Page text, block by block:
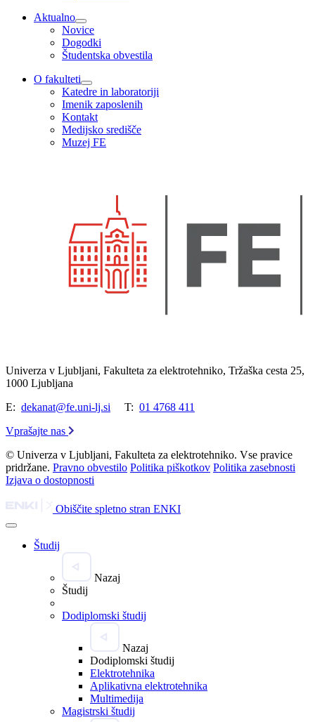
Aktualno
Novice
Dogodki
Študentska obvestila
O fakulteti
Katedre in laboratoriji
Imenik zaposlenih
Kontakt
Medijsko središče
Muzej FE
Univerza v Ljubljani, Fakulteta za elektrotehniko, Tržaška cesta 25,
1000 Ljubljana
E: dekanat@fe.uni-lj.si T: 01 4768 411
Vprašajte nas
© Univerza v Ljubljani, Fakulteta za elektrotehniko. Vse pravice
pridržane. Pravno obvestilo Politika piškotkov Politika zasebnosti
Izjava o dostopnosti
Obiščite spletno stran ENKI
Študij
Nazaj
Študij
Dodiplomski študij
Nazaj
Dodiplomski študij
Elektrotehnika
Aplikativna elektrotehnika
Multimedija
Magistrski študij